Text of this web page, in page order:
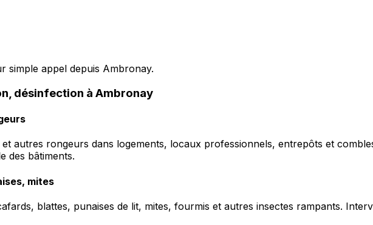
simple appel depuis Ambronay.
désinfection à Ambronay
autres rongeurs dans logements, locaux professionnels, entrepôts et
des bâtiments.
mites
blattes, punaises de lit, mites, fourmis et autres insectes rampants.